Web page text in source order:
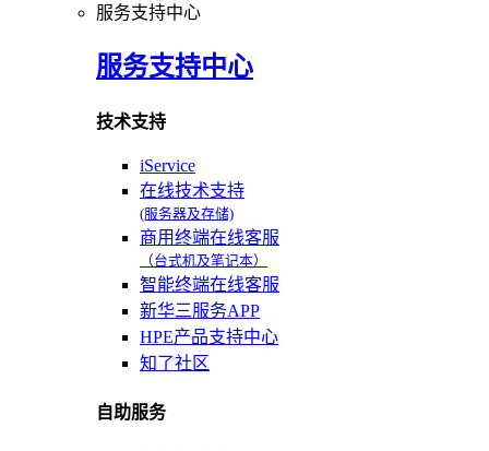
服务支持中心
服务支持中心
技术支持
iService
在线技术支持
(服务器及存储)
商用终端在线客服
（台式机及笔记本）
智能终端在线客服
新华三服务APP
HPE产品支持中心
知了社区
自助服务